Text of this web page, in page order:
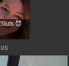
😈